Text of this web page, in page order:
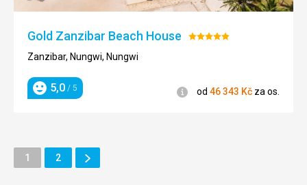
Gold Zanzibar Beach House Hodnocení:
Zanzibar, Nungwi, Nungwi
Hodnocení
5,0 / 5 Informace
od 46 343 Kč za os.
Stránka
1 Stránka
2
Další
Stránka